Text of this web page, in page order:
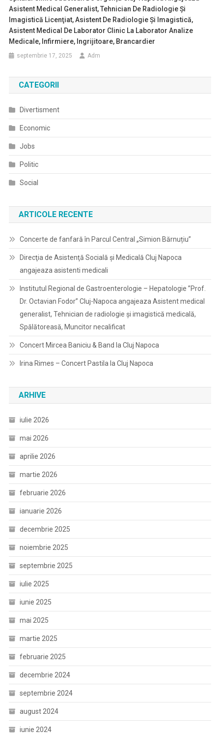
Asistent Medical Generalist, Tehnician De Radiologie Şi
Imagistică Licenţiat, Asistent De Radiologie Şi Imagistică,
Asistent Medical De Laborator Clinic La Laborator Analize
Medicale, Infirmiere, Ingrijitoare, Brancardier
septembrie 17, 2025 Adm
CATEGORII
Divertisment
Economic
Jobs
Politic
Social
ARTICOLE RECENTE
Concerte de fanfară în Parcul Central „Simion Bărnuțiu”
Direcţia de Asistenţă Socială şi Medicală Cluj Napoca
angajeaza asistenti medicali
Institutul Regional de Gastroenterologie – Hepatologie ”Prof.
Dr. Octavian Fodor” Cluj-Napoca angajeaza Asistent medical
generalist, Tehnician de radiologie și imagistică medicală,
Spălătoreasă, Muncitor necalificat
Concert Mircea Baniciu & Band la Cluj Napoca
Irina Rimes – Concert Pastila la Cluj Napoca
ARHIVE
iulie 2026
mai 2026
aprilie 2026
martie 2026
februarie 2026
ianuarie 2026
decembrie 2025
noiembrie 2025
septembrie 2025
iulie 2025
iunie 2025
mai 2025
martie 2025
februarie 2025
decembrie 2024
septembrie 2024
august 2024
iunie 2024